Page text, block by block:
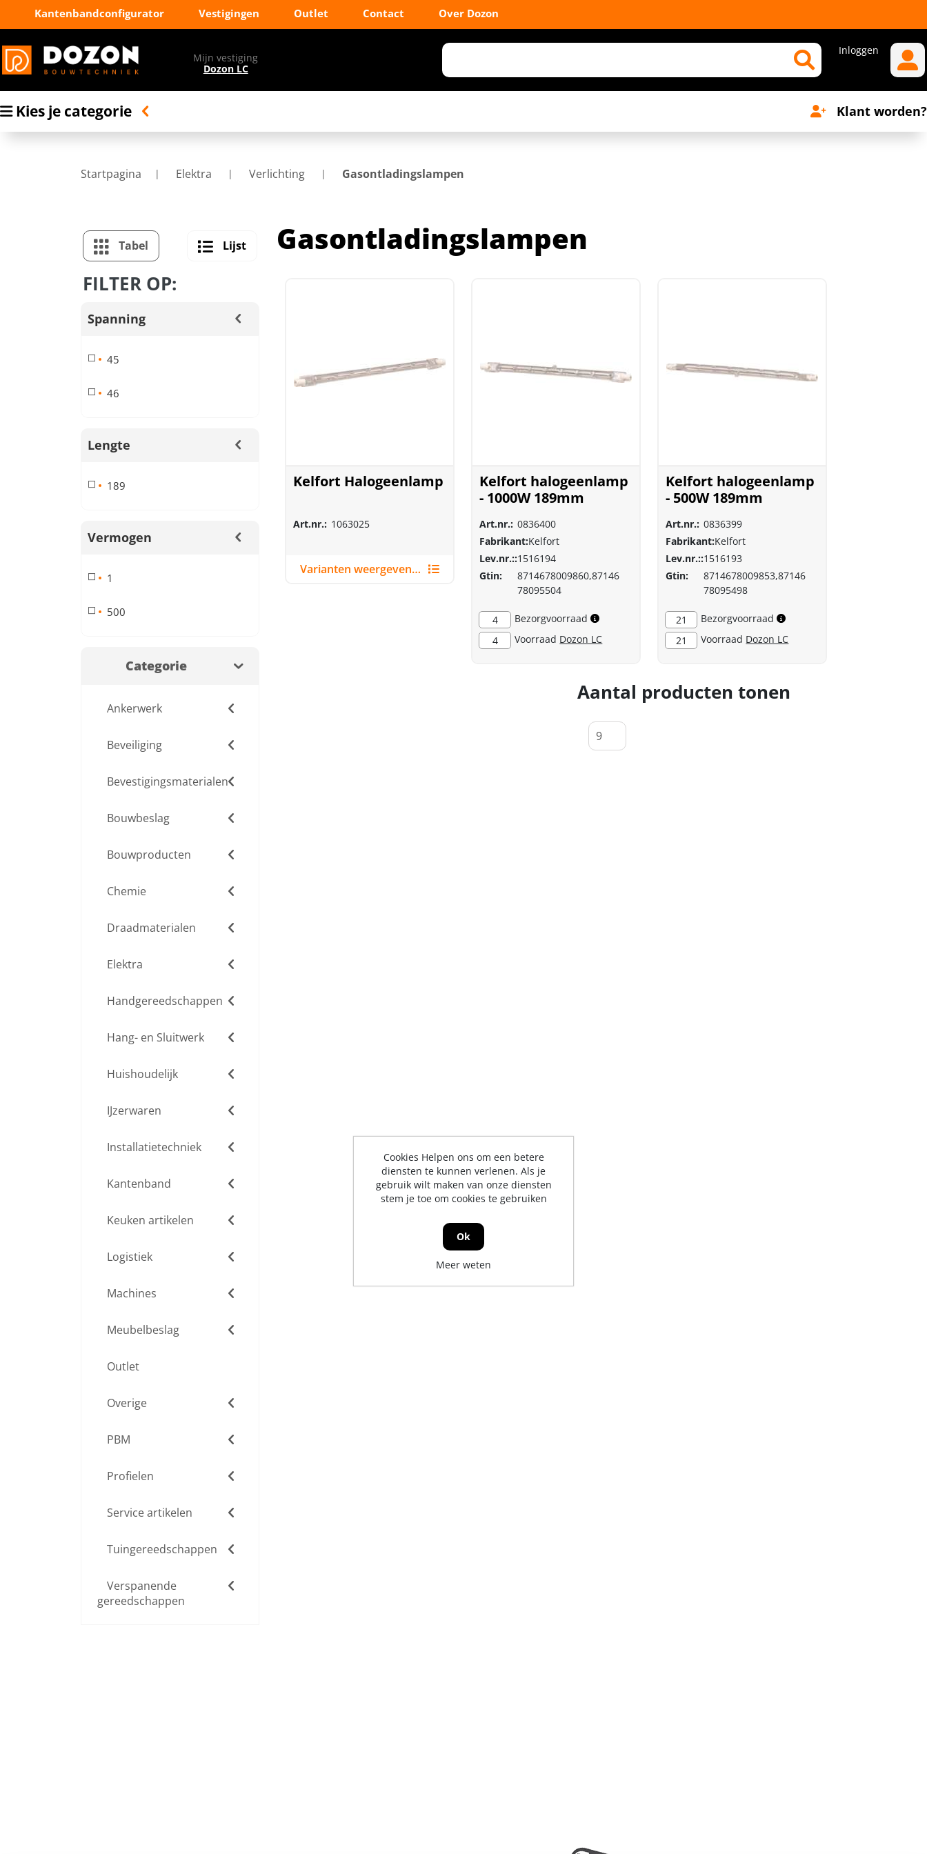
Kantenbandconfigurator Vestigingen Outlet Contact Over Dozon
Mijn vestiging
Dozon LC
Inloggen
Kies je categorie Klant worden?
Startpagina Elektra Verlichting Gasontladingslampen
Tabel Lijst
FILTER OP:
Spanning
45
46
Lengte
189
Vermogen
1
500
Categorie
Ankerwerk
Beveiliging
Bevestigingsmaterialen
Bouwbeslag
Bouwproducten
Chemie
Draadmaterialen
Elektra
Handgereedschappen
Hang- en Sluitwerk
Huishoudelijk
IJzerwaren
Installatietechniek
Kantenband
Keuken artikelen
Logistiek
Machines
Meubelbeslag
Outlet
Overige
PBM
Profielen
Service artikelen
Tuingereedschappen
Verspanende
gereedschappen
Gasontladingslampen
Kelfort Halogeenlamp
Art.nr.: 1063025
Varianten weergeven (2)
Kelfort halogeenlamp
- 1000W 189mm
Art.nr.: 0836400
Fabrikant:Kelfort
Lev.nr.::1516194
Gtin:
8714678009860,87146
78095504
4
Bezorgvoorraad
4
Voorraad Dozon LC
Kelfort halogeenlamp
- 500W 189mm
Art.nr.: 0836399
Fabrikant:Kelfort
Lev.nr.::1516193
Gtin:
8714678009853,87146
78095498
21
Bezorgvoorraad
21
Voorraad Dozon LC
Aantal producten tonen
Cookies Helpen ons om een betere
diensten te kunnen verlenen. Als je
gebruik wilt maken van onze diensten
stem je toe om cookies te gebruiken
Ok
Meer weten